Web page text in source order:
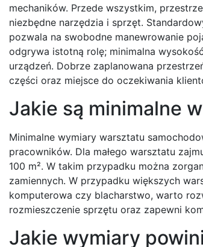
mechaników. Przede wszystkim,
niezbędne narzędzia i sprzęt.
pozwala na swobodne manewrowanie
odgrywa istotną rolę; minimalna
urządzeń. Dobrze zaplanowana
części oraz miejsce do oczekiwania
Jakie są minimalne
Minimalne wymiary warsztatu
pracowników. Dla małego warsztatu
100 m². W takim przypadku można
zamiennych. W przypadku większych
komputerowa czy blacharstwo, warto
rozmieszczenie sprzętu oraz zapewni
Jakie wymiary